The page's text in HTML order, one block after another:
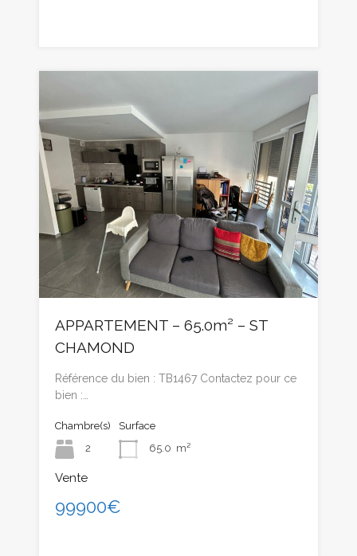
APPARTEMENT – 65.0m² – ST
CHAMOND
Référence du bien : TB1467 Contactez pour ce
bien :…
Chambre(s)
2
Surface
65.0 m²
Vente
99900€